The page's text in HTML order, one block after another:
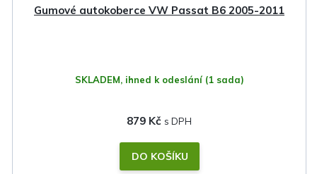
Gumové autokoberce VW Passat B6 2005-2011
SKLADEM, ihned k odeslání (1 sada)
879 Kč
DO KOŠÍKU